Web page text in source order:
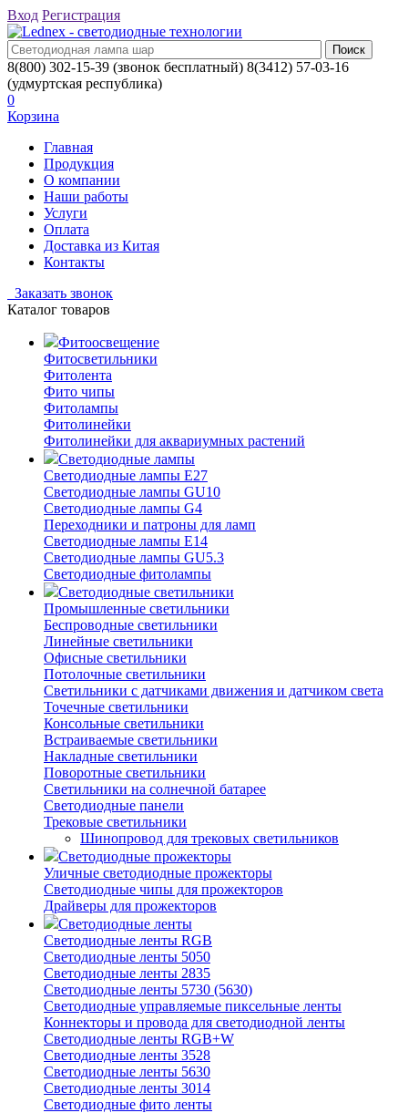
Вход Регистрация
8(800) 302-15-39 (звонок бесплатный) 8(3412) 57-03-16
(удмуртская республика)
0
Корзина
Главная
Продукция
О компании
Наши работы
Услуги
Оплата
Доставка из Китая
Контакты
Заказать звонок
Каталог товаров
Фитоосвещение
Фитосветильники
Фитолента
Фито чипы
Фитолампы
Фитолинейки
Фитолинейки для аквариумных растений
Светодиодные лампы
Светодиодные лампы E27
Светодиодные лампы GU10
Светодиодные лампы G4
Переходники и патроны для ламп
Светодиодные лампы E14
Светодиодные лампы GU5.3
Светодиодные фитолампы
Светодиодные светильники
Промышленные светильники
Беспроводные светильники
Линейные светильники
Офисные светильники
Потолочные светильники
Светильники с датчиками движения и датчиком света
Точечные светильники
Консольные светильники
Встраиваемые светильники
Накладные светильники
Поворотные светильники
Светильники на солнечной батарее
Светодиодные панели
Трековые светильники
Шинопровод для трековых светильников
Светодиодные прожекторы
Уличные светодиодные прожекторы
Светодиодные чипы для прожекторов
Драйверы для прожекторов
Светодиодные ленты
Светодиодные ленты RGB
Светодиодные ленты 5050
Светодиодные ленты 2835
Светодиодные ленты 5730 (5630)
Светодиодные управляемые пиксельные ленты
Коннекторы и провода для светодиодной ленты
Светодиодные ленты RGB+W
Светодиодные ленты 3528
Светодиодные ленты 5630
Светодиодные ленты 3014
Светодиодные фито ленты